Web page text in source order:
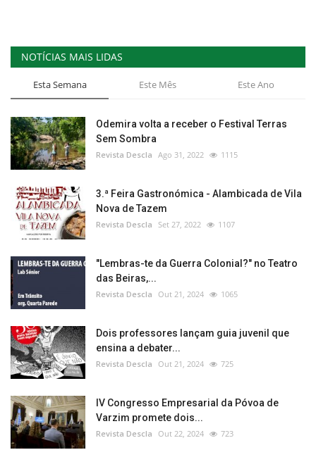
NOTÍCIAS MAIS LIDAS
Esta Semana Este Mês Este Ano
Odemira volta a receber o Festival Terras
Sem Sombra
Revista Descla Ago 31, 2022 1115
3.ª Feira Gastronómica - Alambicada de Vila
Nova de Tazem
Revista Descla Set 27, 2022 1107
"Lembras-te da Guerra Colonial?" no Teatro
das Beiras,...
Revista Descla Out 21, 2024 1065
Dois professores lançam guia juvenil que
ensina a debater...
Revista Descla Out 21, 2024 725
IV Congresso Empresarial da Póvoa de
Varzim promete dois...
Revista Descla Out 22, 2024 723